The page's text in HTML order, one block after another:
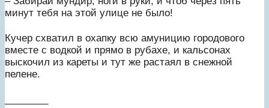
минут тебя на этой улице не было!
Кучер схватил в охапку всю амуницию городового
вместе с водкой и прямо в рубахе, и кальсонах
выскочил из кареты и тут же растаял в снежной
пелене.